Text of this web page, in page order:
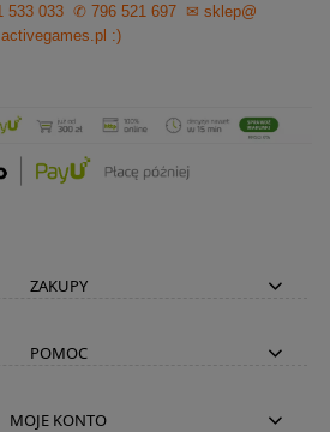
533 033 ✆ 796 521 697
✉ sklep@
activegames.pl :)
ZAKUPY
POMOC
MOJE KONTO